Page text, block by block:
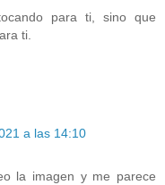
para ti, sino que
ti.
a las 14:10
la imagen y me parece